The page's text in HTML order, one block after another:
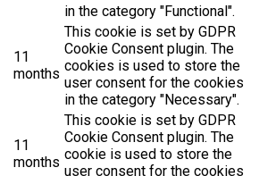
in the category "Functional".
11
months
This cookie is set by GDPR
Cookie Consent plugin. The
cookies is used to store the
user consent for the cookies
in the category "Necessary".
11
months
This cookie is set by GDPR
Cookie Consent plugin. The
cookie is used to store the
user consent for the cookies